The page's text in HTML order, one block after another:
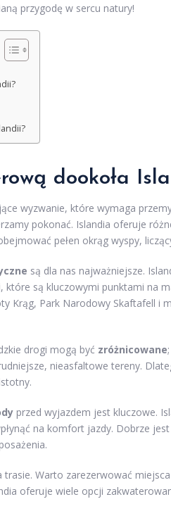
przygodę w sercu natury!
dookoła
wyzwanie, które wymaga
pokonać. Islandia oferuje
pełen okrąg wyspy,
są dla nas najważniejsze.
są kluczowymi punktami na
Krąg, Park Narodowy Skaftafell i
drogi mogą być zróżnicowane
nieasfaltowe tereny.
przed wyjazdem jest kluczowe.
na komfort jazdy. Dobrze
trasie. Warto zarezerwować
oferuje wiele opcji